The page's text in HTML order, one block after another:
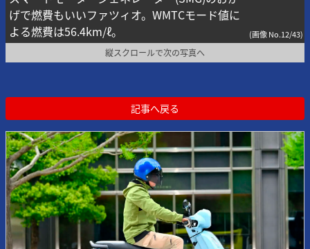
げで燃費もいいファツィオ。WMTCモード値に
よる燃費は56.4km/ℓ。
(画像 No.12/43)
縦スクロールで次の写真へ
記事へ戻る